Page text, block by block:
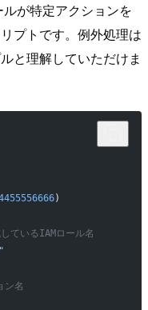
が特定アクションを
プトです。例外処理は
と理解していただけま
)
ているIAMロール名
ン名